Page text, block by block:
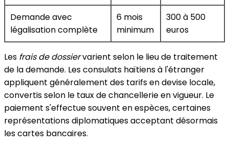
Demande avec
légalisation complète
6 mois
minimum
300 à 500
euros
Les frais de dossiervarient selon le lieu de traitement
de la demande. Les consulats haïtiens à l'étranger
appliquent généralement des tarifs en devise locale,
convertis selon le taux de chancellerie en vigueur. Le
paiement s'effectue souvent en espèces, certaines
représentations diplomatiques acceptant désormais
les cartes bancaires.